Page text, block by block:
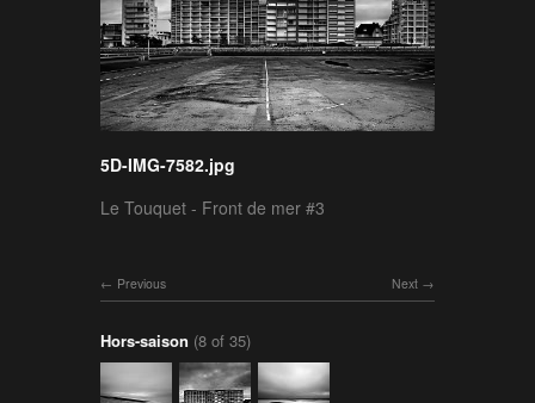
5D-IMG-7582.jpg
Le Touquet - Front de mer #3
Next
Previous
Hors-saison (8 of 35)